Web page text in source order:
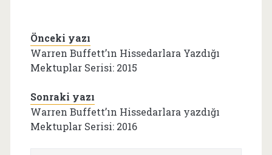
Önceki yazı
Warren Buffett’ın Hissedarlara Yazdığı
Mektuplar Serisi: 2015
Sonraki yazı
Warren Buffett’ın Hissedarlara yazdığı
Mektuplar Serisi: 2016